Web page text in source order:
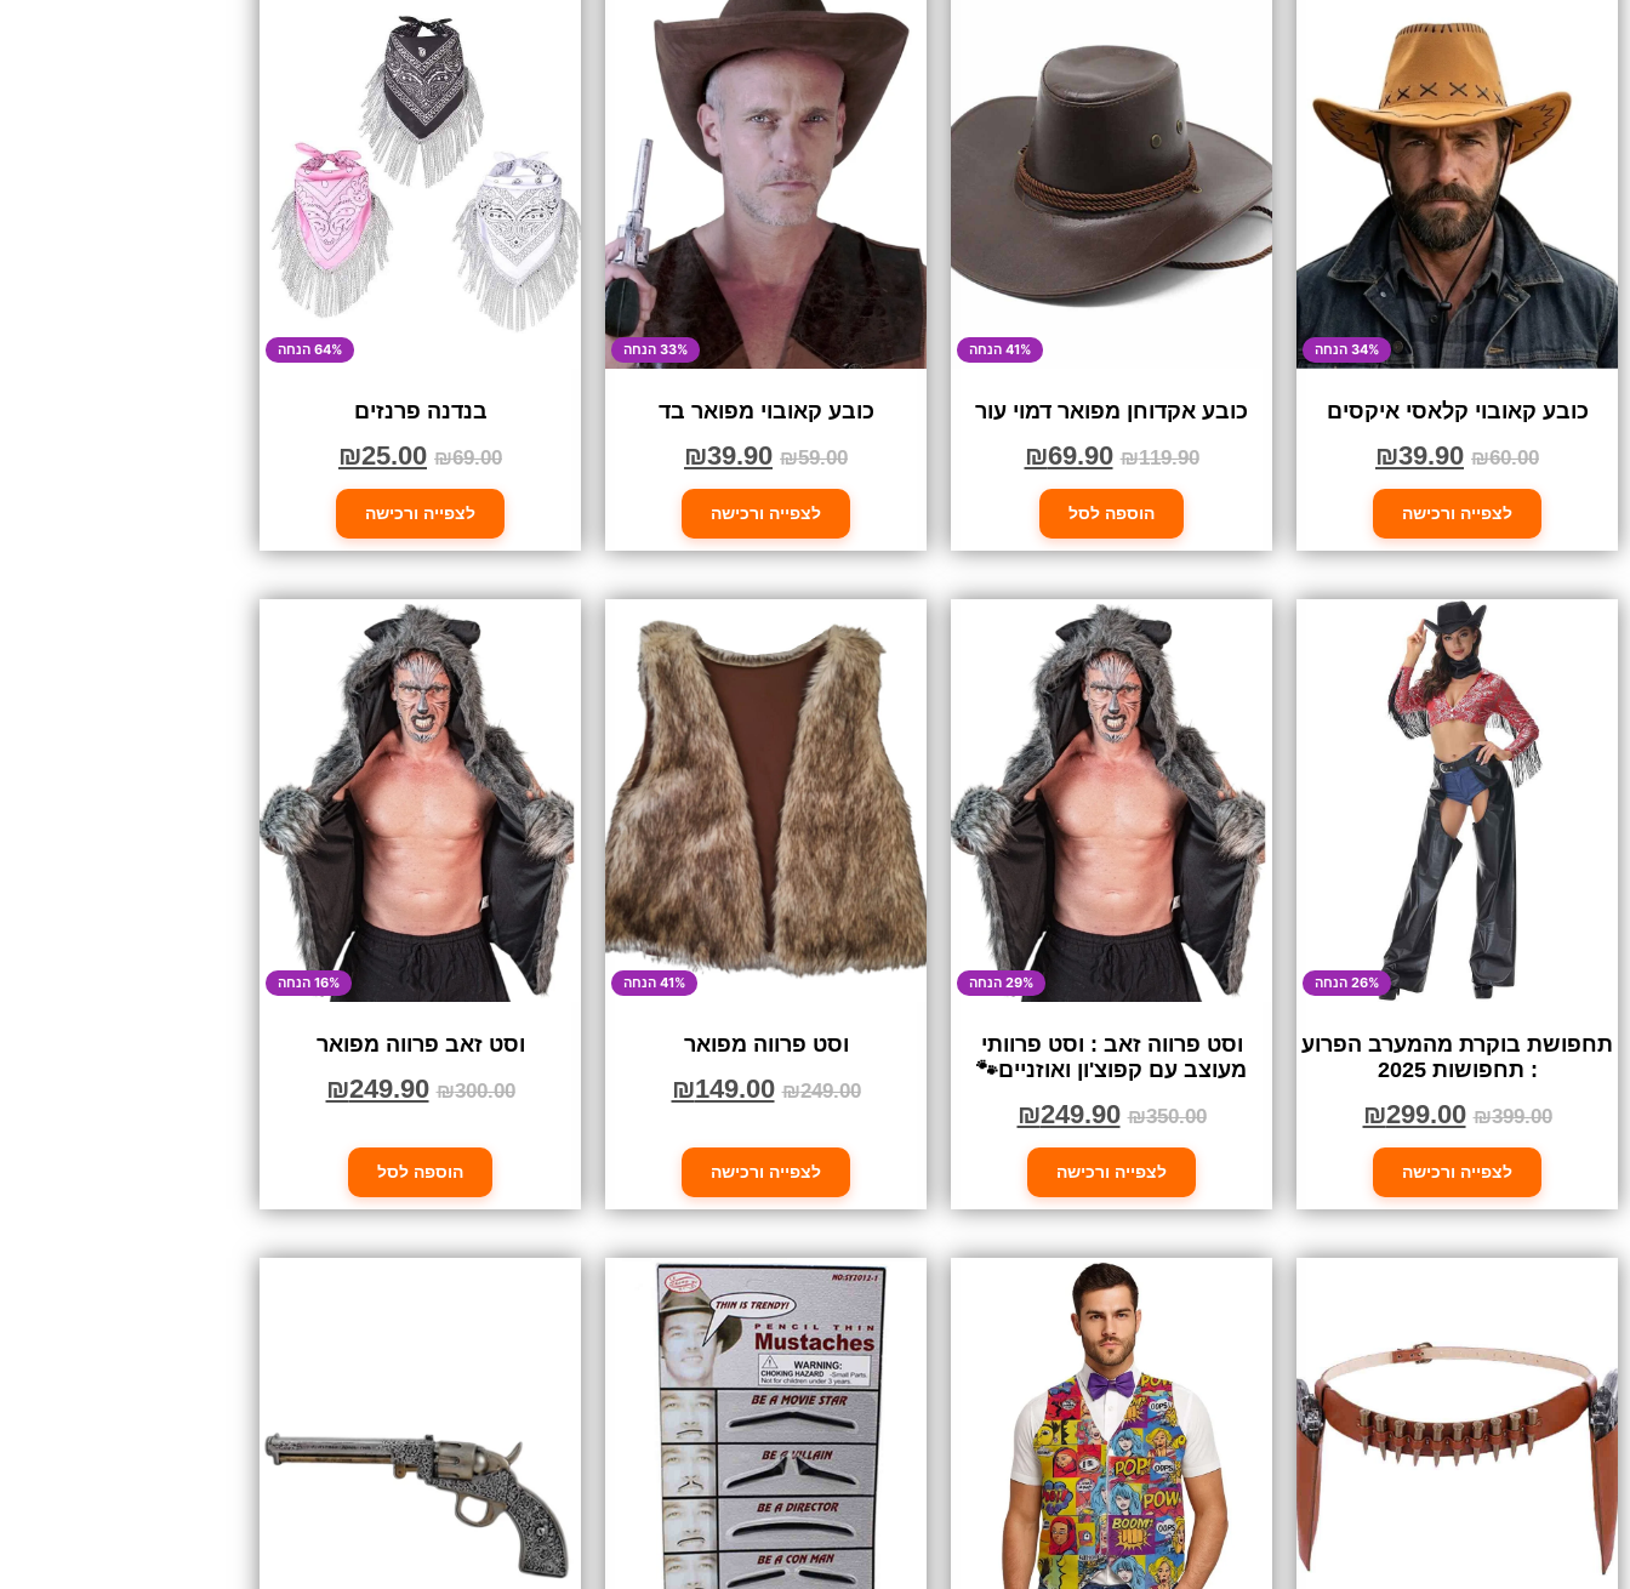
34% הנחה
כובע קאובוי קלאסי איקסים
₪60.00
₪39.90
לצפייה ורכישה
41% הנחה
כובע אקדוחן מפואר דמוי עור
₪119.90
₪69.90
הוספה לסל
33% הנחה
כובע קאובוי מפואר בד
₪59.00
₪39.90
לצפייה ורכישה
64% הנחה
בנדנה פרנזים
₪69.00
₪25.00
לצפייה ורכישה
26% הנחה
תחפושת בוקרת מהמערב הפרוע
: תחפושות 2025
₪399.00
₪299.00
לצפייה ורכישה
29% הנחה
וסט פרווה זאב : וסט פרוותי
מעוצב עם קפוצ'ון ואוזניים🐾
₪350.00
₪249.90
לצפייה ורכישה
41% הנחה
וסט פרווה מפואר
₪249.00
₪149.00
לצפייה ורכישה
16% הנחה
וסט זאב פרווה מפואר
₪300.00
₪249.90
הוספה לסל